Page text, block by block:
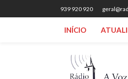
939 920 920
INÍCIO